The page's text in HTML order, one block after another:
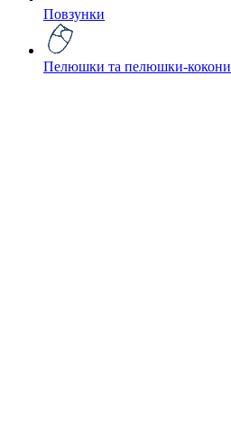
Повзунки
Пелюшки та пелюшки-кокони